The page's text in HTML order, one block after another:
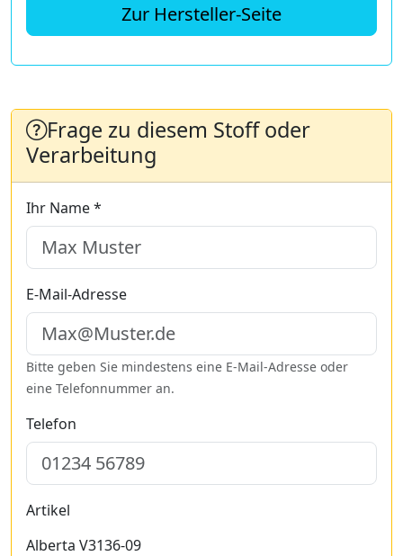
Zur Hersteller-Seite
Frage zu diesem Stoff oder
Verarbeitung
Ihr Name *
E-Mail-Adresse
Bitte geben Sie mindestens eine E-Mail-Adresse oder
eine Telefonnummer an.
Telefon
Artikel
Alberta V3136-09